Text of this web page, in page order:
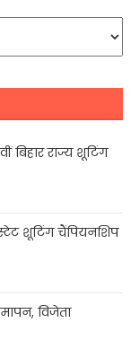
बिहार राज्य शूटिंग
स्टेट शूटिंग चैंपियनशिप
विजेता